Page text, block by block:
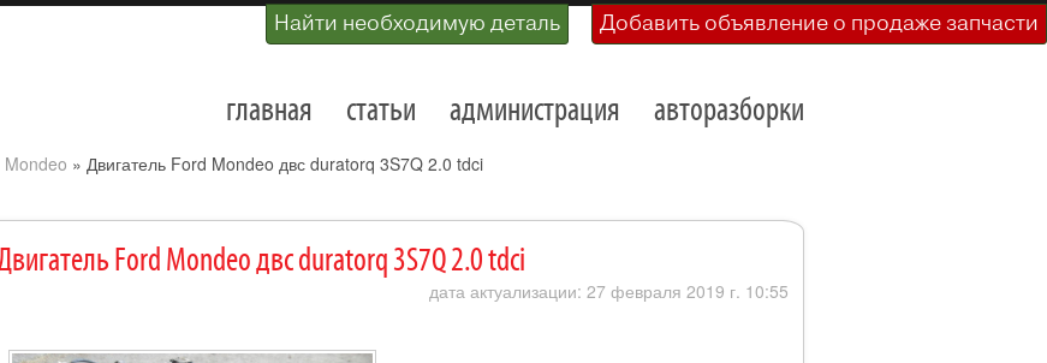
Найти необходимую деталь Добавить объявление о продаже запчасти
главная статьи администрация авторазборки
Mondeo » Двигатель Ford Mondeo двс duratorq 3S7Q 2.0 tdci
Ford Mondeo двс duratorq 3S7Q 2.0 tdci
дата актуализации: 27 февраля 2019 г. 10:55